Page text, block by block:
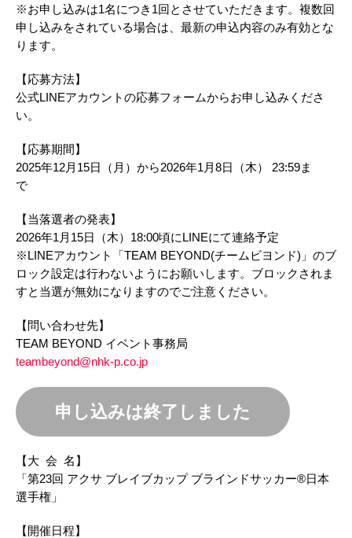
※お申し込みは1名につき1回とさせていただきます。複数回
申し込みをされている場合は、最新の申込内容のみ有効とな
ります。​
【応募方法​】​
公式LINEアカウントの応募フォームからお申し込みくださ
い。​
【応募期間​】​
2025年12月15日（月）から2026年1月8日（木） 23:59ま
で ​
【当落選者の発表​】 ​
2026年1月15日（木）18:00頃にLINEにて連絡予定​
※LINEアカウント「TEAM BEYOND(チームビヨンド)」のブ
ロック設定は行わないようにお願いします。ブロックされま
すと当選が無効になりますのでご注意ください。​
​【問い合わせ先】​ ​
TEAM BEYOND イベント事務局​
teambeyond@nhk-p.co.jp
申し込みは終了しました
【大 会 名】​​
「第23回 アクサ ブレイブカップ ブラインドサッカー®日本
選手権」 ​
【開催日程​】​